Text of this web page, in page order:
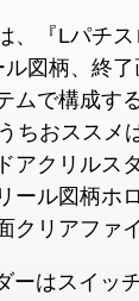
、『Lパチ
図柄、終
ムで構成す
ちおススメ
アクリルス
ール図柄ホ
クリアファ
ーはスイッ